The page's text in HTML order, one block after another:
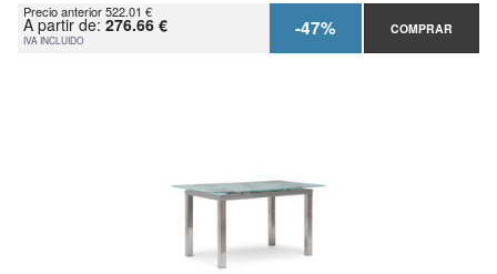
Precio anterior 522.01 €
A partir de: 276.66 €
IVA INCLUIDO -47% COMPRAR